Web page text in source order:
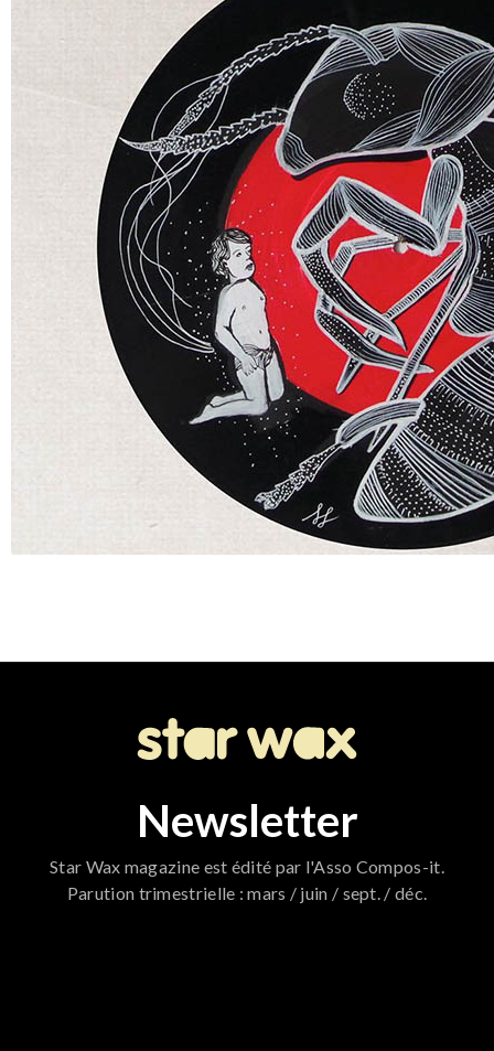
Newsletter
Star Wax magazine est édité par l'Asso Compos-it.
Parution trimestrielle : mars / juin / sept. / déc.